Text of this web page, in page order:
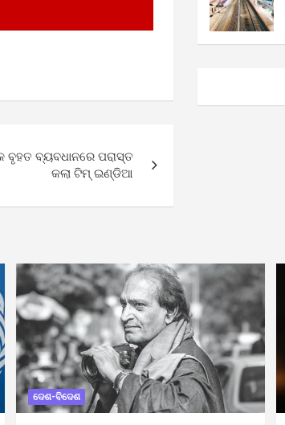
ବ୍ୟବଧାନରେ ପରାସ୍ତ
କଲା ଟିମ୍ ଇଣ୍ଡିଆ
ଦେଶ-ବିଦେଶ